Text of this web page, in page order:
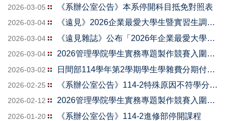
2026-03-05 《系辦公室公告》本系停開科目抵免對照表
2026-03-04 《遠見》2026企業最愛大學生暨實習生調查結果出爐！
2026-03-04 《遠見雜誌》公布「2026年企業最愛大學生暨實習生調查」
2026-03-04 2026管理學院學生實務專題製作競賽入圍決賽隊伍-報告順序公告
2026-03-02 日間部114學年第2學期學生學雜費分期付款申辦公告
2026-02-25 《系辦公室公告》114-2特殊原因不符學分申請(限大四生)
2026-02-12 2026管理學院學生實務專題製作競賽入圍決賽隊伍名單
2026-01-20 《系辦公室公告》114-2進修部停開課程